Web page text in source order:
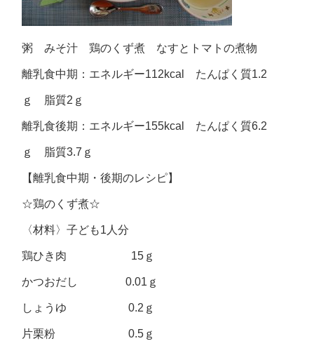
粥 みそ汁 鶏のくず煮 なすとトマトの煮物
離乳食中期：エネルギー112kcal たんぱく質1.2
ｇ 脂質2ｇ
離乳食後期：エネルギー155kcal たんぱく質6.2
ｇ 脂質3.7ｇ
【離乳食中期・後期のレシピ】
☆鶏のくず煮☆
〈材料〉子ども1人分
鶏ひき肉 15ｇ
かつおだし 0.01ｇ
しょうゆ 0.2ｇ
片栗粉 0.5ｇ